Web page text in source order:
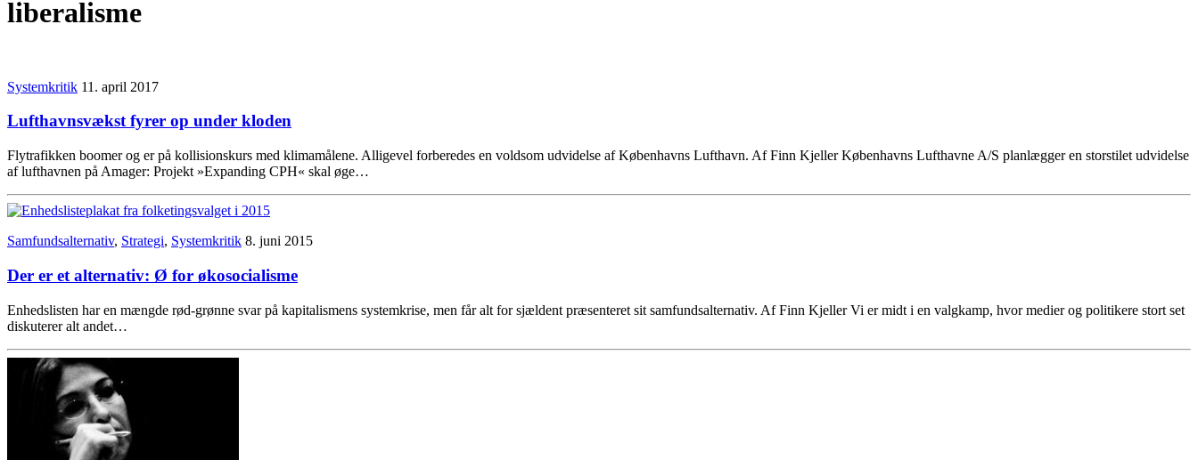
liberalisme
Systemkritik 11. april 2017
Lufthavnsvækst fyrer op under kloden
Flytrafikken boomer og er på kollisionskurs med klimamålene. Alligevel forberedes en voldsom udvidelse af Københavns Lufthavn. Af Finn Kjeller Københavns Lufthavne A/S planlægger en storstilet udvidelse
af lufthavnen på Amager: Projekt »Expanding CPH« skal øge…
Samfundsalternativ, Strategi, Systemkritik 8. juni 2015
Der er et alternativ: Ø for økosocialisme
Enhedslisten har en mængde rød-grønne svar på kapitalismens systemkrise, men får alt for sjældent præsenteret sit samfundsalternativ. Af Finn Kjeller Vi er midt i en valgkamp, hvor medier og politikere stort set
diskuterer alt andet…